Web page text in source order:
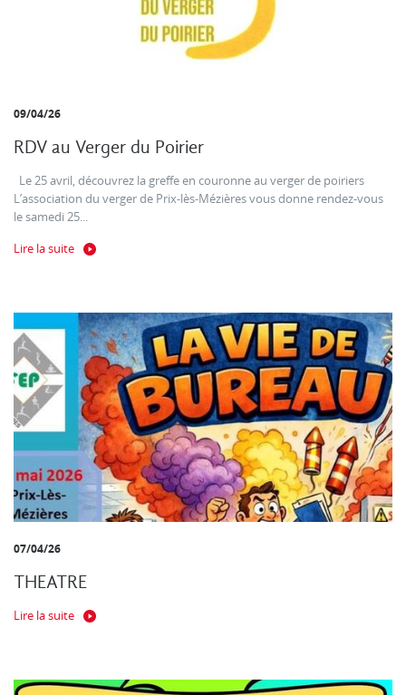
09/04/26
RDV au Verger du Poirier
Le 25 avril, découvrez la greffe en couronne au verger de poiriers
L’association du verger de Prix-lès-Mézières vous donne rendez-vous
le samedi 25...
Lire la suite
07/04/26
THEATRE
Lire la suite